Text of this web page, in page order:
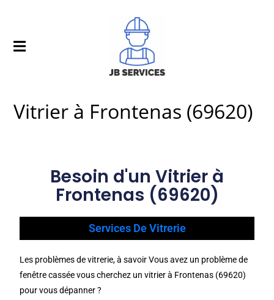
Vitrier à Frontenas (69620)
Besoin d'un Vitrier à
Frontenas (69620)
Services De Vitrerie
Les problèmes de vitrerie, à savoir Vous avez un problème de
fenêtre cassée vous cherchez un vitrier à Frontenas (69620)
pour vous dépanner ?